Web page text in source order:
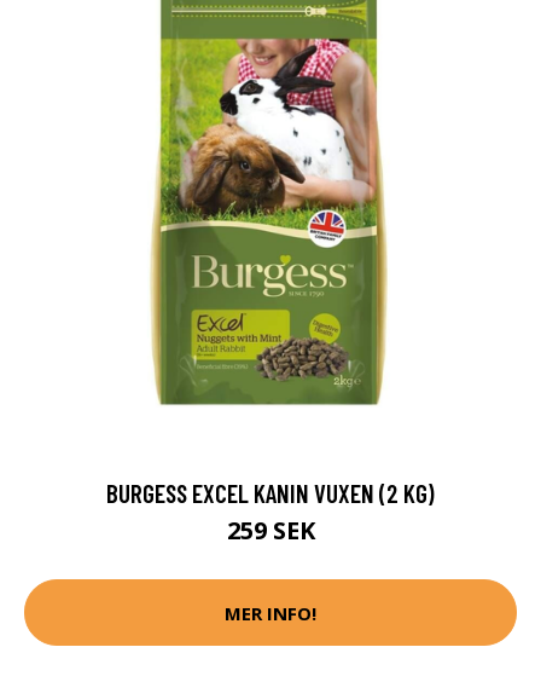
BURGESS EXCEL KANIN VUXEN (2 KG)
259 SEK
MER INFO!